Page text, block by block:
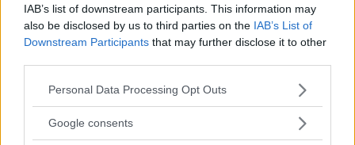
IAB’s list of downstream participants. This information may
also be disclosed by us to third parties on the IAB’s List of
Downstream Participants that may further disclose it to other
Please note that this website/app uses one or more Google
not limited to your visit or usage behaviour. You may click to
Personal Data Processing Opt Outs
Google consents